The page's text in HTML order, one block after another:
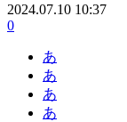
2024.07.10 10:37
0
あ
あ
あ
あ